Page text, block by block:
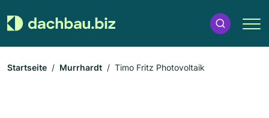
Startseite Murrhardt Timo Fritz Photovoltaik